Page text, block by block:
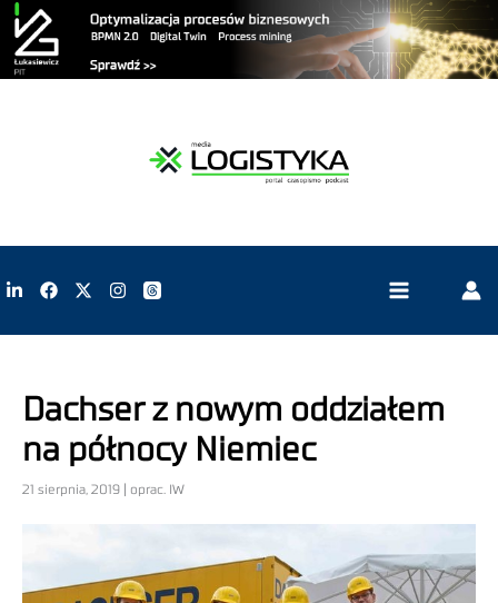
Dachser z nowym oddziałem
na północy Niemiec
21 sierpnia, 2019 | oprac. IW